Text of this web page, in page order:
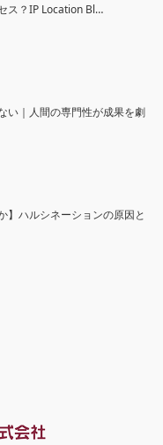
ス？IP Location Bl…
い｜人間の専門性が成果を劇
】ハルシネーションの原因と